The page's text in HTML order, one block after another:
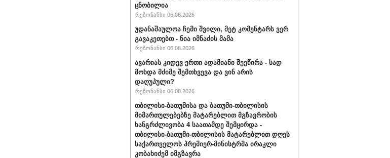
ცნობილია
რეზონანსი 06.08.2026
უდანაშაულოა ჩემი შვილი, მეტ კომენტარს ვერ
გავაკეთებთ - ნია იმნაძის მამა
რეზონანსი 06.08.2026
ავარიას კიდევ ერთი ადამიანი შეეწირა - სად
მოხდა მძიმე შემთხვევა და ვინ არის
დაღუპული?
რეზონანსი 06.08.2026
თბილისი-ბათუმისა და ბათუმი-თბილისის
მიმართულებებზე მატარებლით მგზავრობის
ხანგრძლივობა 4 საათამდე შემცირდა -
თბილისი-ბათუმი-თბილისის მატარებლით დღეს
საქართველოს პრემიერ-მინისტრმა ირაკლი
კობახიძემ იმგზავრა